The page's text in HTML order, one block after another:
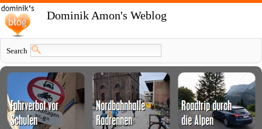
Dominik Amon's Weblog
Search